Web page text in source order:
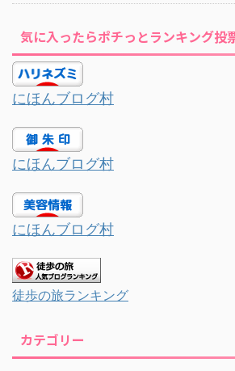
気に入ったらポチっとランキング投
にほんブログ村
にほんブログ村
にほんブログ村
徒歩の旅ランキング
カテゴリー